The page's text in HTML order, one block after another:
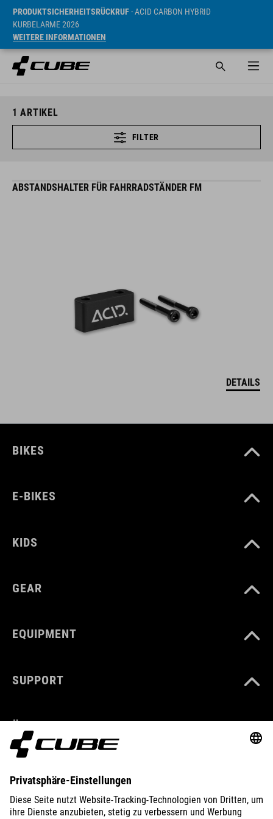
PRODUKTSICHERHEITSRÜCKRUF- ACID CARBON HYBRID
KURBELARME 2026
WEITERE INFORMATIONEN
1 ARTIKEL
FILTER
ABSTANDSHALTER FÜR FAHRRADSTÄNDER FM
DETAILS
BIKES
E-BIKES
KIDS
GEAR
EQUIPMENT
SUPPORT
ÜBER UNS